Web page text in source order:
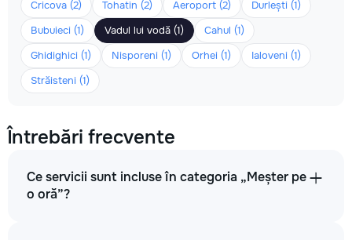
Cricova (2)
Tohatin (2) Aeroport (2)
Durlești (1)
Bubuieci (1)
Vadul lui vodă (1)
Cahul (1)
Ghidighici (1)
Nisporeni (1) Orhei (1)
Ialoveni (1)
Străisteni (1)
Întrebări frecvente
Ce servicii sunt incluse în categoria „Meșter pe
o oră”?